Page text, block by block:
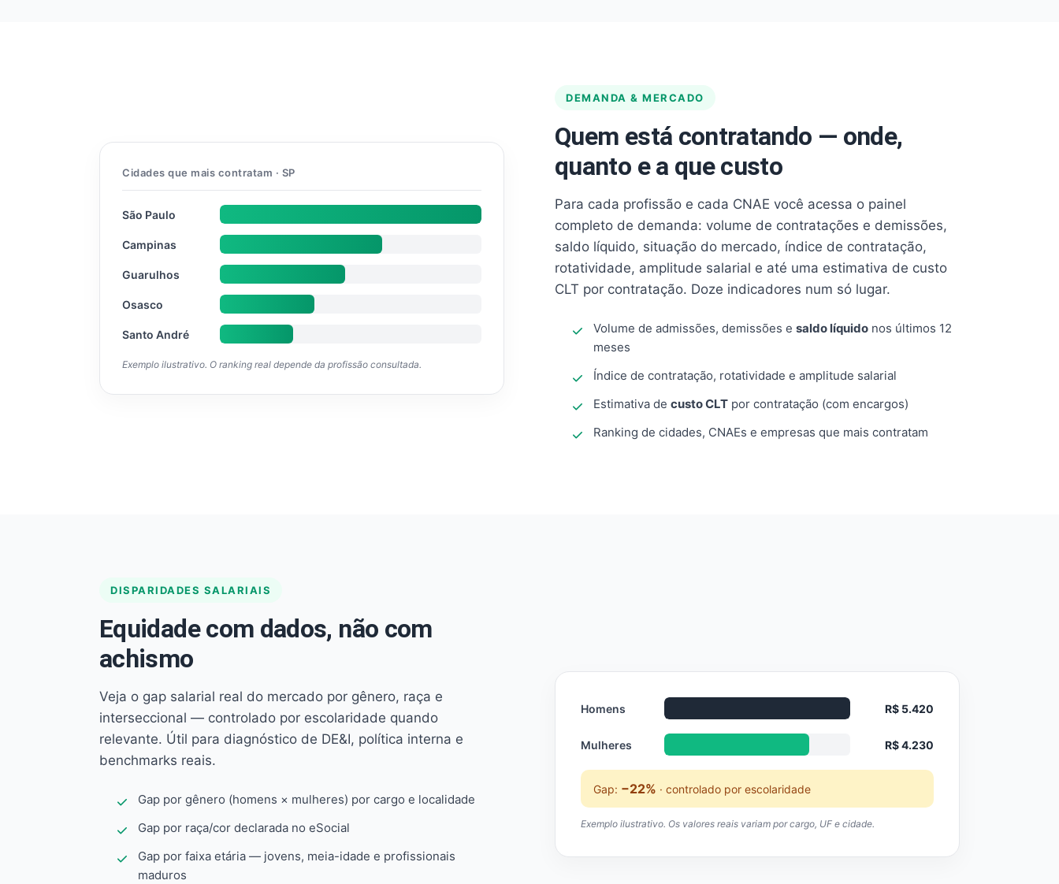
DEMANDA & MERCADO
Quem está contratando — onde,
quanto e a que custo
Para cada profissão e cada CNAE você acessa o painel
completo de demanda: volume de contratações e demissões,
saldo líquido, situação do mercado, índice de contratação,
rotatividade, amplitude salarial e até uma estimativa de custo
CLT por contratação. Doze indicadores num só lugar.
Volume de admissões, demissões e saldo líquido nos últimos 12
meses
Índice de contratação, rotatividade e amplitude salarial
Estimativa de custo CLT por contratação (com encargos)
Ranking de cidades, CNAEs e empresas que mais contratam
Cidades que mais contratam · SP
São Paulo
Campinas
Guarulhos
Osasco
Santo André
Exemplo ilustrativo. O ranking real depende da profissão consultada.
DISPARIDADES SALARIAIS
Equidade com dados, não com
achismo
Veja o gap salarial real do mercado por gênero, raça e
interseccional — controlado por escolaridade quando
relevante. Útil para diagnóstico de DE&I, política interna e
benchmarks reais.
Gap por gênero (homens × mulheres) por cargo e localidade
Gap por raça/cor declarada no eSocial
Gap por faixa etária — jovens, meia-idade e profissionais
maduros
Homens R$ 5.420
Mulheres R$ 4.230
Gap: −22% · controlado por escolaridade
Exemplo ilustrativo. Os valores reais variam por cargo, UF e cidade.